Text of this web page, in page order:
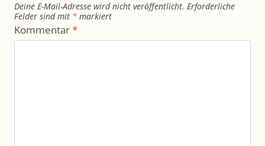
Deine E-Mail-Adresse wird nicht veröffentlicht. Erforderliche
Felder sind mit * markiert
Kommentar*